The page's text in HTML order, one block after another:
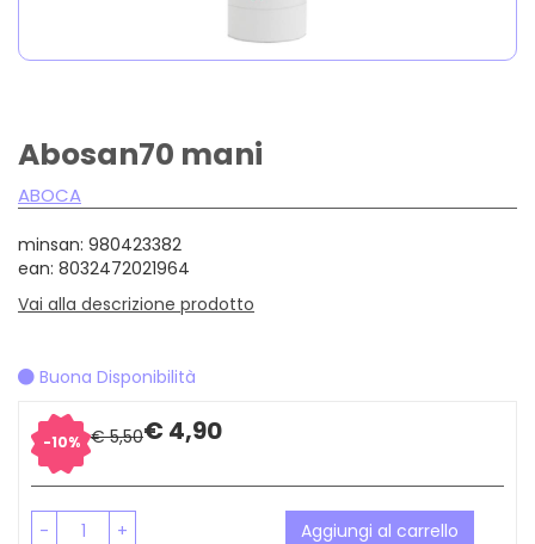
Abosan70 mani
ABOCA
minsan: 980423382
ean: 8032472021964
Vai alla descrizione prodotto
Buona Disponibilità
Sconto
del10% € 5,50Prezzo
scontato
€ 4,90
- + Aggiungi al carrello